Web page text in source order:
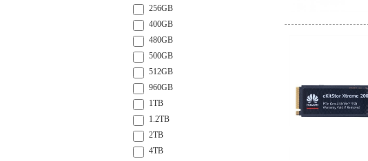
256GB
400GB
480GB
500GB
512GB
960GB
1TB
1.2TB
2TB
4TB